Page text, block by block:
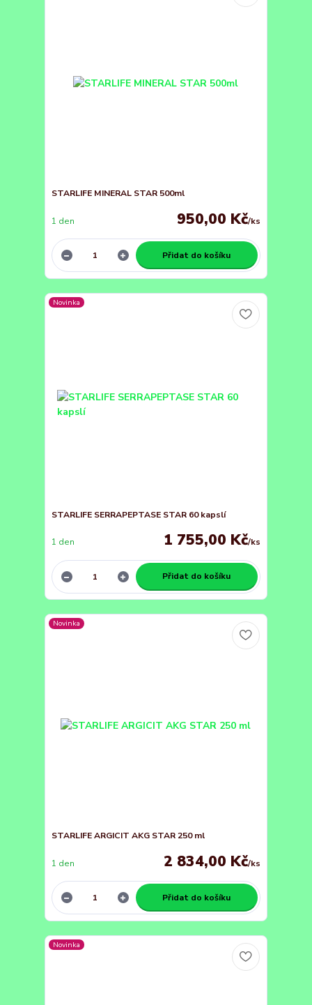
STARLIFE MINERAL STAR 500ml
950,00 Kč/ks
1 den
Přidat do košíku
Novinka
STARLIFE SERRAPEPTASE STAR 60 kapslí
1 755,00 Kč/ks
1 den
Přidat do košíku
Novinka
STARLIFE ARGICIT AKG STAR 250 ml
2 834,00 Kč/ks
1 den
Přidat do košíku
Novinka